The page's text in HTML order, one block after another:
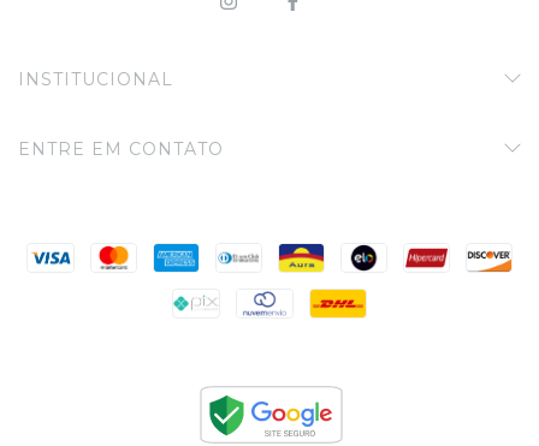
INSTITUCIONAL
ENTRE EM CONTATO